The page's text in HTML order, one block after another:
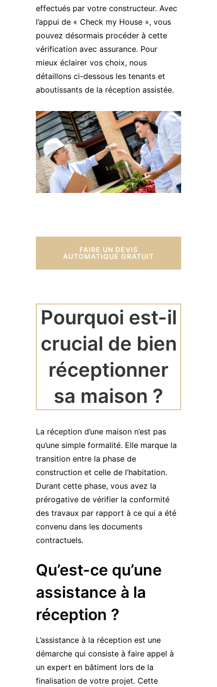
effectués par votre constructeur. Avec
l’appui de « Check my House », vous
pouvez désormais procéder à cette
vérification avec assurance. Pour
mieux éclairer vos choix, nous
détaillons ci-dessous les tenants et
aboutissants de la réception assistée.
FAIRE UN DEVIS
AUTOMATIQUE GRATUIT
Pourquoi est-il
crucial de bien
réceptionner
sa maison ?
La réception d’une maison n’est pas
qu’une simple formalité. Elle marque la
transition entre la phase de
construction et celle de l’habitation.
Durant cette phase, vous avez la
prérogative de vérifier la conformité
des travaux par rapport à ce qui a été
convenu dans les documents
contractuels.
Qu’est-ce qu’une
assistance à la
réception ?
L’assistance à la réception est une
démarche qui consiste à faire appel à
un expert en bâtiment lors de la
finalisation de votre projet. Cette